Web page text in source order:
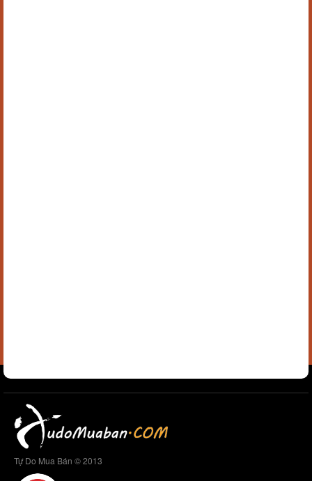
Tự Do Mua Bán © 2013